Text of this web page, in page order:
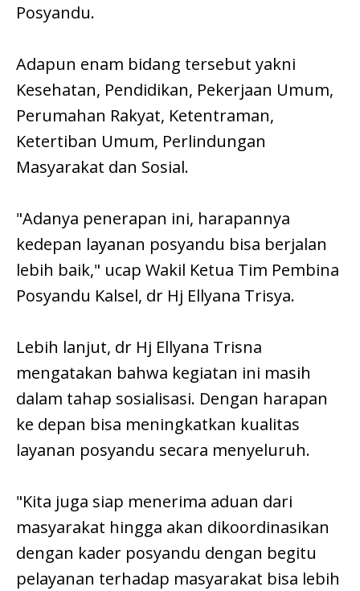
Posyandu.
Adapun enam bidang tersebut yakni
Kesehatan, Pendidikan, Pekerjaan Umum,
Perumahan Rakyat, Ketentraman,
Ketertiban Umum, Perlindungan
Masyarakat dan Sosial.
"Adanya penerapan ini, harapannya
kedepan layanan posyandu bisa berjalan
lebih baik," ucap Wakil Ketua Tim Pembina
Posyandu Kalsel, dr Hj Ellyana Trisya.
Lebih lanjut, dr Hj Ellyana Trisna
mengatakan bahwa kegiatan ini masih
dalam tahap sosialisasi. Dengan harapan
ke depan bisa meningkatkan kualitas
layanan posyandu secara menyeluruh.
"Kita juga siap menerima aduan dari
masyarakat hingga akan dikoordinasikan
dengan kader posyandu dengan begitu
pelayanan terhadap masyarakat bisa lebih